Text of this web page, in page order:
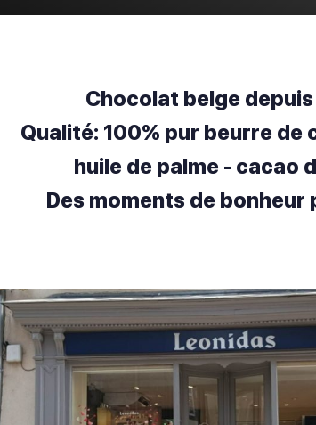
Chocolat belge depuis
Qualité: 100% pur beurre de
huile de palme - cacao
Des moments de bonheur